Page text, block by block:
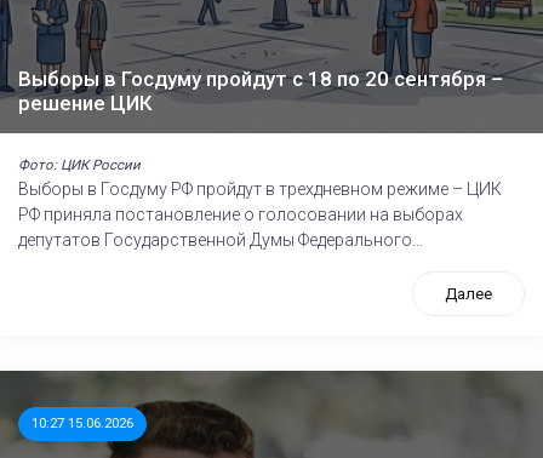
Выборы в Госдуму пройдут с 18 по 20 сентября –
решение ЦИК
Фото: ЦИК России
Выборы в Госдуму РФ пройдут в трехдневном режиме – ЦИК
РФ приняла постановление о голосовании на выборах
депутатов Государственной Думы Федерального...
Далее
10:27 15.06.2026